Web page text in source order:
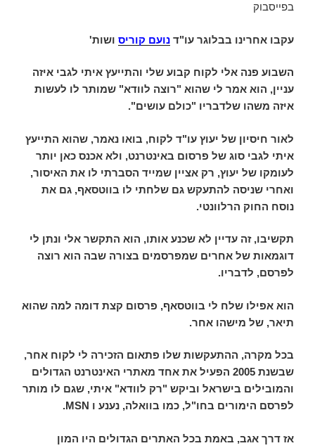
בפייסבוק
עקבו אחרינו בבלוגר עו"ד נועם קוריס ושות'
השבוע פנה אלי לקוח קבוע שלי והתייעץ איתי לגבי איזה
עניין, הוא אמר לי שהוא "רוצה לוודא" שמותר לו לעשות
איזה משהו שלדבריו "כולם עושים".
לאור חיסיון של יעוץ עו"ד לקוח, בואו נאמר, שהוא התייעץ
איתי לגבי סוג של פרסום באינטרנט, ולא אכנס כאן יותר
לעומקו של יעוץ, רק אציין שמייד הסברתי לו את האיסור,
ואחרי שניסה להתעקש גם שלחתי לו בווטסאף, גם את
נוסח החוק הרלוונטי.
תקשיבו, זה עדיין לא שכנע אותו, הוא התקשר אלי ונתן לי
דוגמאות של אחרים שמפרסמים בצורה שבה הוא רוצה
לפרסם, לדבריו.
הוא אפילו שלח לי בווטסאף, פרסום קצת דומה למה שהוא
תיאר, של מישהו אחר.
בכל מקרה, ההתעקשות שלו פתאום הזכירה לי לקוח אחר,
שבשנת 2005 הפעיל את אחד מאתרי האינטרנט הגדולים
והמובילים בישראל וביקש "רק לוודא" איתי, שגם לו מותר
לפרסם הימורים בחו"ל, כמו בוואלה, נענע ו MSN
.
אז דרך אגב, באמת בכל האתרים הגדולים היו המון